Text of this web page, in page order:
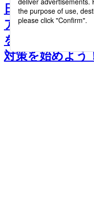
日焼け止め＆保
アイテム13選｜
を見据えて、今
対策を始めよう